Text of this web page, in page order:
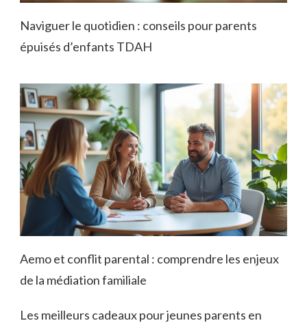
Naviguer le quotidien : conseils pour parents
épuisés d’enfants TDAH
Aemo et conflit parental : comprendre les enjeux
de la médiation familiale
Les meilleurs cadeaux pour jeunes parents en